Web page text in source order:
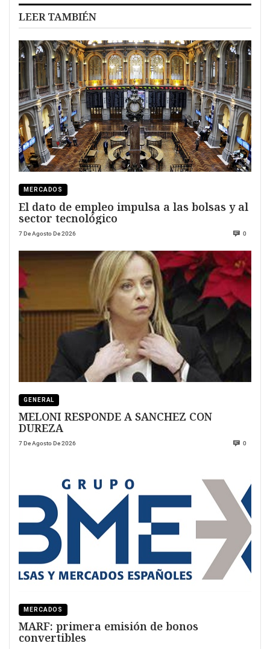
LEER TAMBIÉN
MERCADOS
El dato de empleo impulsa a las bolsas y al
sector tecnológico
7 De Agosto De 2026 0
GENERAL
MELONI RESPONDE A SANCHEZ CON
DUREZA
7 De Agosto De 2026 0
MERCADOS
MARF: primera emisión de bonos
convertibles